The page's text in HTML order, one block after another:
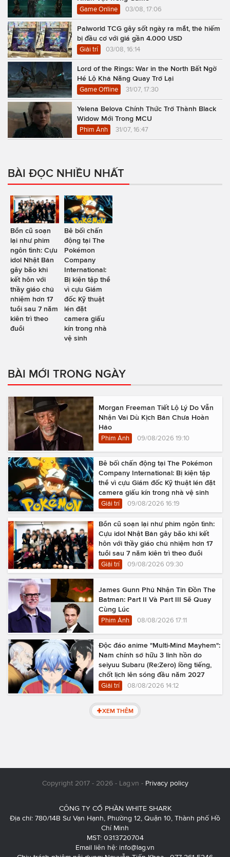
Game Online 03/08, 17:06
Palworld TCG gây sốt ngày ra mắt, thẻ hiếm
bị đầu cơ với giá gần 4.000 USD
Giải trí 03/08, 16:14
Lord of the Rings: War in the North Bất Ngờ
Hé Lộ Khả Năng Quay Trở Lại
Game Offline 31/07, 17:30
Yelena Belova Chính Thức Trở Thành Black
Widow Mới Trong MCU
Phim Ảnh 31/07, 16:47
BÀI ĐỌC NHIỀU NHẤT
Bổn cũ soạn
lại như phim
ngôn tình: Cựu
idol Nhật Bản
gây bão khi
kết hôn với
thầy giáo chủ
nhiệm hơn 17
tuổi sau 7 năm
kiên trì theo
đuổi
Bê bối chấn
động tại The
Pokémon
Company
International:
Bị kiện tập thể
vì cựu Giám
đốc Kỹ thuật
lén đặt
camera giấu
kín trong nhà
vệ sinh
BÀI MỚI TRONG NGÀY
Morgan Freeman Tiết Lộ Lý Do Vẫn
Nhận Vai Dù Kịch Bản Chưa Hoàn
Hảo
Phim Ảnh 09/08/2026 19:10
Bê bối chấn động tại The Pokémon
Company International: Bị kiện tập
thể vì cựu Giám đốc Kỹ thuật lén đặt
camera giấu kín trong nhà vệ sinh
Giải trí 09/08/2026 16:19
Bổn cũ soạn lại như phim ngôn tình:
Cựu idol Nhật Bản gây bão khi kết
hôn với thầy giáo chủ nhiệm hơn 17
tuổi sau 7 năm kiên trì theo đuổi
Giải trí 09/08/2026 09:30
James Gunn Phủ Nhận Tin Đồn The
Batman: Part II Và Part III Sẽ Quay
Cùng Lúc
Phim Ảnh 08/08/2026 17:11
Độc đáo anime "Multi-Mind Mayhem":
Nam chính sở hữu 3 linh hồn do
seiyuu Subaru (Re:Zero) lồng tiếng,
chốt lịch lên sóng đầu năm 2027
Giải trí 08/08/2026 14:12
XEM THÊM
Copyright 2017 - 2026 - Lag.vn - Privacy policy
CÔNG TY CỔ PHẦN WHITE SHARK
Địa chỉ: 780/14B Sư Vạn Hạnh, Phường 12, Quận 10, Thành phố Hồ
Chí Minh
MST: 0313720704
Email liên hệ: info@lag.vn